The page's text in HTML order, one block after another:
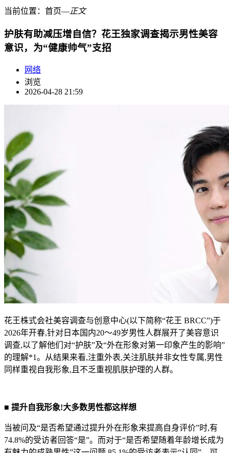
当前位置： 首页―正文
护肤有助减压增自信？花王独家调查揭示男性美容
意识，为“健康帅气”支招
网络
浏览
2026-04-28 21:59
花王株式会社美容调查与创意中心(以下简称“花王 BRCC”)于
2026年开春,针对日本国内20～49岁男性人群展开了美容意识
调查,以了解他们对“护肤”及“外在形象对第一印象产生的影响”
的理解*1。从结果来看,注重外表,关注肌肤并非女性专属,男性
同样重视自我形象,且不乏重视肌肤护理的人群。
■ 提升自我形象!大多数男性都这样想
当被问及“是否希望通过提升外在形象来提高自身评价”时,有
74.8%的受访者回答“是”。而对于“是否希望随着年龄增长成为